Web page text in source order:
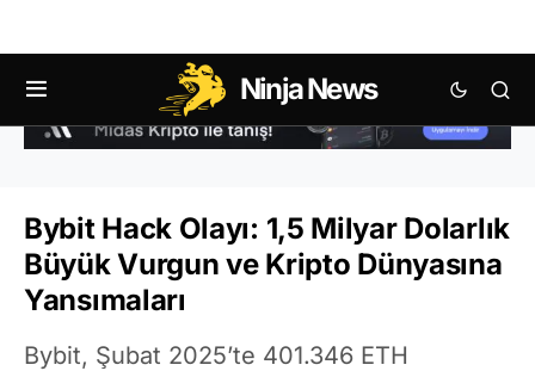
Ninja News
Bybit Hack Olayı: 1,5 Milyar Dolarlık
Büyük Vurgun ve Kripto Dünyasına
Yansımaları
Bybit, Şubat 2025’te 401.346 ETH